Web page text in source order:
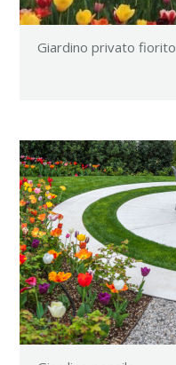
Giardino privato fiorito